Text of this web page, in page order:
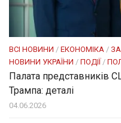
ВСІ НОВИНИ / ЕКОНОМІКА /
НОВИНИ УКРАЇНИ / ПОДІЇ/
Палата представників
Трампа: деталі
04.06.2026